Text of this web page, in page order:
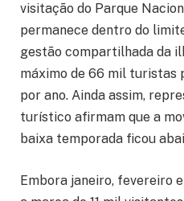
visitação do Parque
permanece dentro do
gestão compartilhada da
máximo de 66 mil turistas
por ano. Ainda assim,
turístico afirmam que a
baixa temporada ficou
Embora janeiro, fevereiro